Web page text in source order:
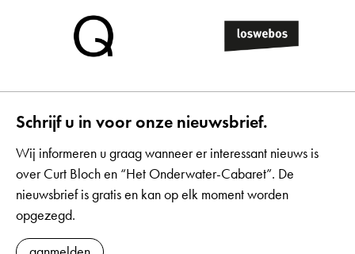
Schrijf u in voor onze nieuwsbrief.
Wij informeren u graag wanneer er interessant nieuws is
over Curt Bloch en “Het Onderwater-Cabaret”. De
nieuwsbrief is gratis en kan op elk moment worden
opgezegd.